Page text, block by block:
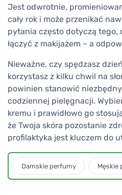
Jest odwrotnie,
cały rok i może przenikać
pytania często dotyczą tego,
łączyć z makijażem – a
Nieważne, czy spędzasz
korzystasz z kilku chwil na
powinien stanowić
codziennej pielęgnacji.
kremu i prawidłowo go
że Twoja skóra pozostanie
profilaktyka jest kluczem do
Damskie perfumy Męskie